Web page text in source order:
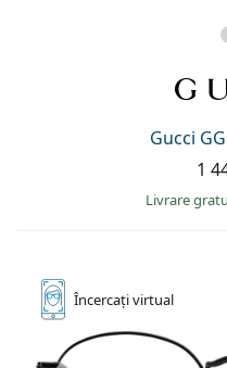
Gucci
1
Livrare
Încercațivirtual